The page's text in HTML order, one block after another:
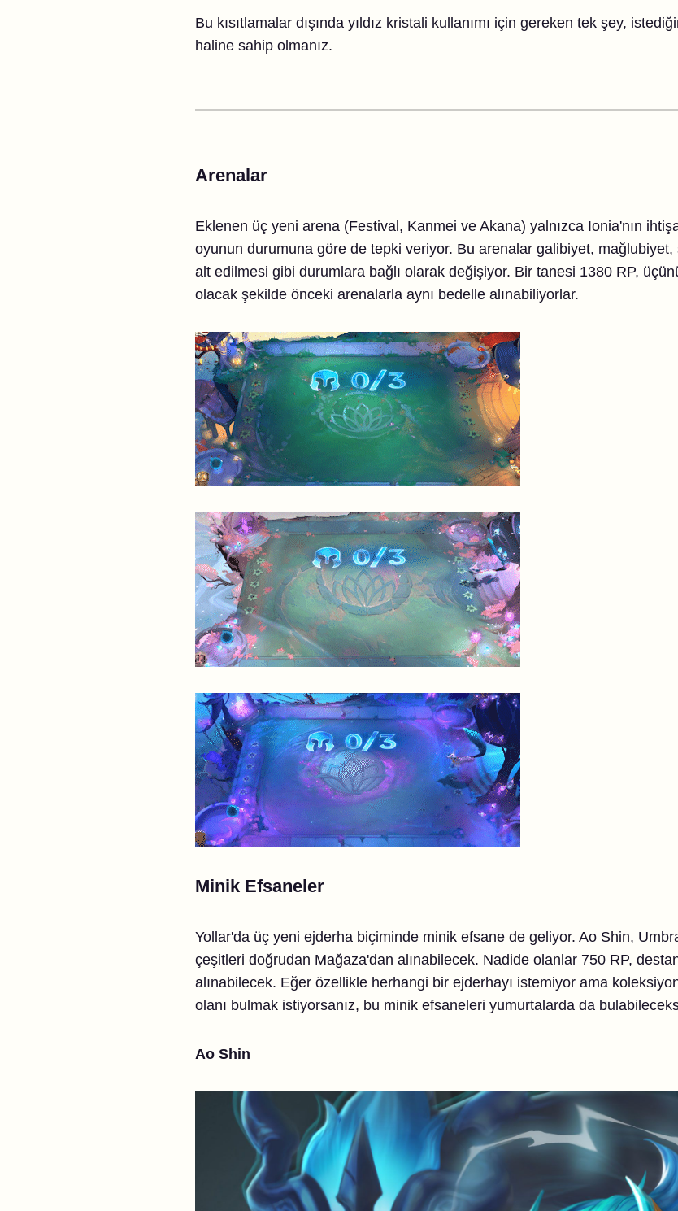
Bu kısıtlamalar dışında yıldız kristali kullanımı için gereken tek şey,
haline sahip olmanız.
Arenalar
Eklenen üç yeni arena (Festival, Kanmei ve Akana) yalnızca Ionia'nın
oyunun durumuna göre de tepki veriyor. Bu arenalar galibiyet, mağlubiyet,
alt edilmesi gibi durumlara bağlı olarak değişiyor. Bir tanesi 1380 RP,
olacak şekilde önceki arenalarla aynı bedelle alınabiliyorlar.
Minik Efsaneler
Yollar'da üç yeni ejderha biçiminde minik efsane de geliyor. Ao Shin,
çeşitleri doğrudan Mağaza'dan alınabilecek. Nadide olanlar 750 RP,
alınabilecek. Eğer özellikle herhangi bir ejderhayı istemiyor ama
olanı bulmak istiyorsanız, bu minik efsaneleri yumurtalarda da
Ao Shin